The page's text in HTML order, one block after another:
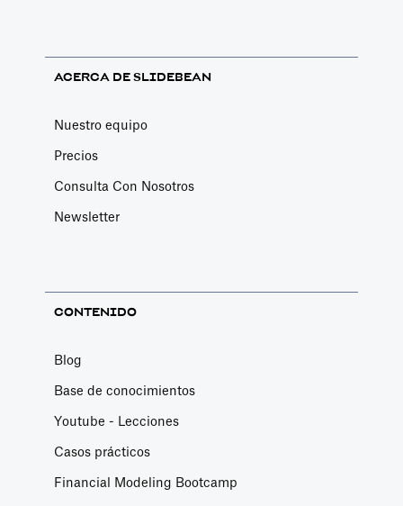
ACERCA DE SLIDEBEAN
Nuestro equipo
Precios
Consulta Con Nosotros
Newsletter
CONTENIDO
Blog
Base de conocimientos
Youtube - Lecciones
Casos prácticos
Financial Modeling Bootcamp